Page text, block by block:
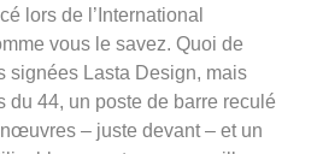
lors de l’International
vous le savez. Quoi de
signées Lasta Design, mais
du 44, un poste de barre reculé
– juste devant – et un